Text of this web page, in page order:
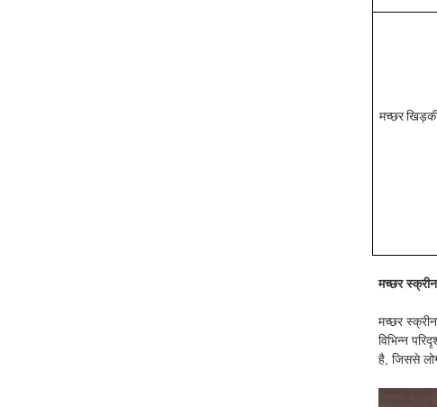
मच्छर
मच्छर
मच्छर
विभिन्न
है, जिससे